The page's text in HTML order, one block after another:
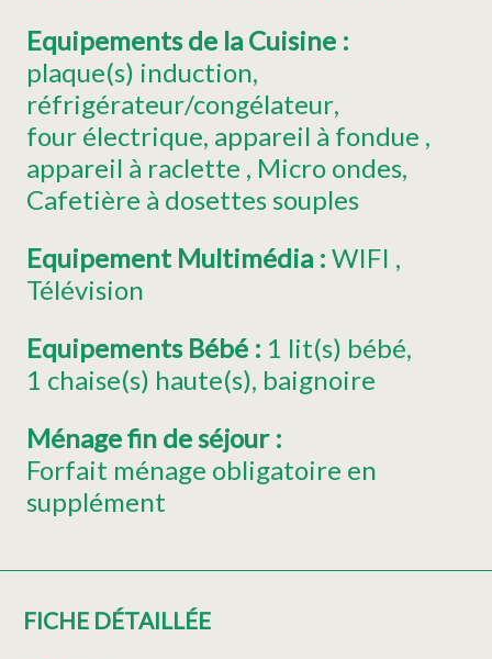
Equipements de la Cuisine :
plaque(s) induction
réfrigérateur/congélateur
four électrique appareil à fondue
appareil à raclette
Micro ondes
Cafetière à dosettes souples
Equipement Multimédia : WIFI
Télévision
Equipements Bébé : 1 lit(s) bébé
1 chaise(s) haute(s) baignoire
Ménage fin de séjour :
Forfait ménage obligatoire en
supplément
FICHE DÉTAILLÉE